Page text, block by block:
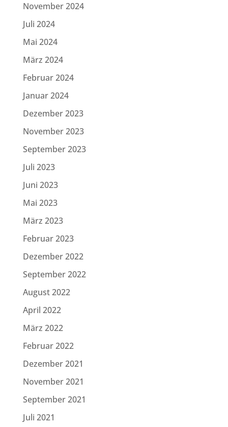
November 2024
Juli 2024
Mai 2024
März 2024
Februar 2024
Januar 2024
Dezember 2023
November 2023
September 2023
Juli 2023
Juni 2023
Mai 2023
März 2023
Februar 2023
Dezember 2022
September 2022
August 2022
April 2022
März 2022
Februar 2022
Dezember 2021
November 2021
September 2021
Juli 2021